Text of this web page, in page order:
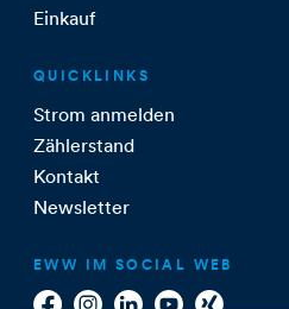
Einkauf
QUICKLINKS
Strom anmelden
Zählerstand
Kontakt
Newsletter
EWW IM SOCIAL WEB